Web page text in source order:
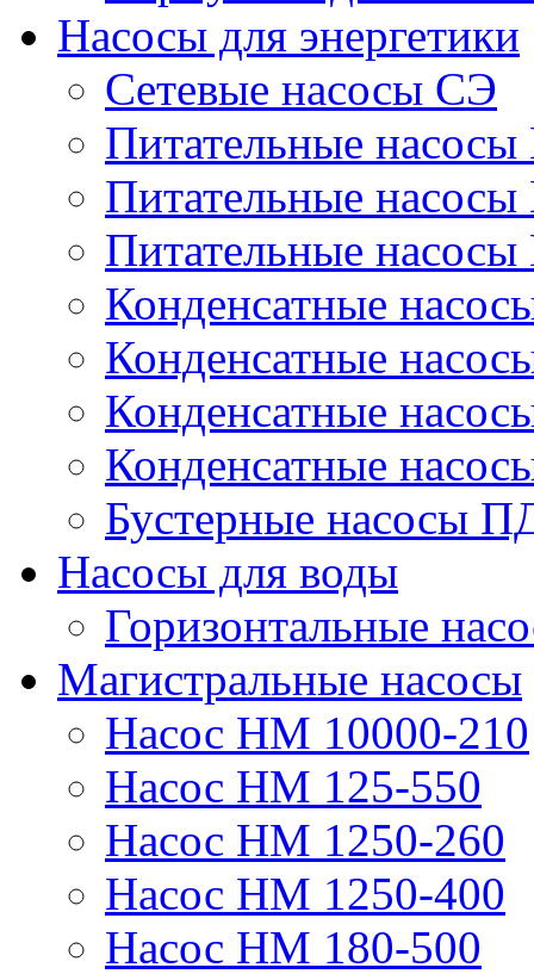
Насосы для энергетики
Сетевые насосы СЭ
Питательные
Питательные
Питательные
Конденсатные
Конденсатные
Конденсатные
Конденсатные
Бустерные насосы
Насосы для воды
Горизонтальные
Магистральные насосы
Насос НМ 10000-210
Насос НМ 125-550
Насос НМ 1250-260
Насос НМ 1250-400
Насос НМ 180-500